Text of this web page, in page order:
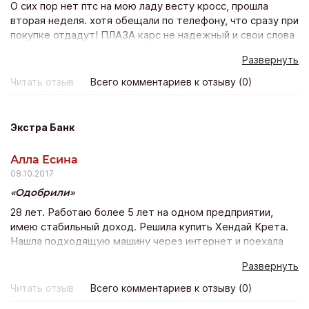
О сих пор нет птс на мою ладу весту кросс, прошла
вторая неделя. хотя обещали по телефону, что сразу при
покупке отдадут! ПЛАЗА карс не надежный и свои слова
отношение персоанала к покупателям, как будто
одолжение мне делали. Покупка состоялась, но остался
Развернуть
Читать отзыв
Всего комментариев к отзыву (0)
Экстра Банк
Алла Есина
08.10.2017
Одобрили
28 лет. Работаю более 5 лет на одном предприятии,
имею стабильный доход. Решила купить Хендай Крета.
Нашла подходящую машину через интернет и поехала
из которых мне 4 отказали а 5 ответ так не пришел…
Тогда я в интернете опять же нашла Экстра банк и
Развернуть
Читать отзыв
Всего комментариев к отзыву (0)